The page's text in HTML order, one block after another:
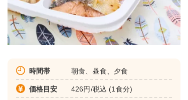
時間帯 朝食、昼食、夕食
価格目安 426円/税込 (1食分)